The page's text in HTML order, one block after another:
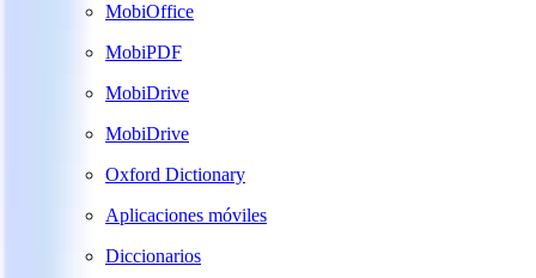
MobiOffice
MobiPDF
MobiDrive
MobiDrive
Oxford Dictionary
Aplicaciones móviles
Diccionarios